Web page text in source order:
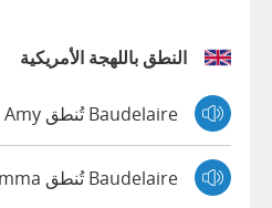
النطق باللهجة الأمريكية
Baudelaire تُنطق Amy
Baudelaire تُنطق Emma